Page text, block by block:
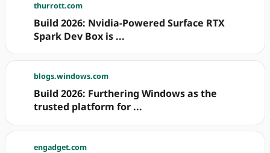
thurrott.com
Build 2026: Nvidia-Powered Surface RTX
Spark Dev Box is ...
blogs.windows.com
Build 2026: Furthering Windows as the
trusted platform for ...
engadget.com